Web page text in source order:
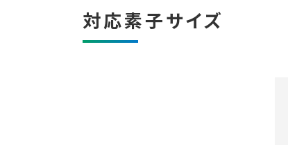
対応素子サイズ